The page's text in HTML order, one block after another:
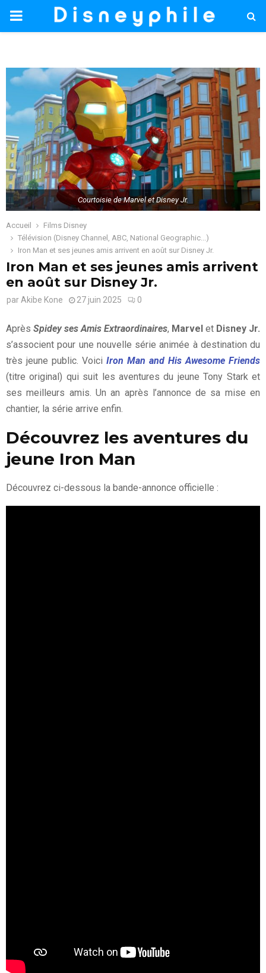
PRIMARY
Courtoisie de Marvel et Disney Jr.
Accueil
Films Disney
Télévision (Disney Channel, ABC, National Geographic...)
Iron Man et ses jeunes amis arrivent en août sur Disney Jr.
Iron Man et ses jeunes amis arrivent
en août sur Disney Jr.
parAkibe Kone 27 juin 2025 0
Après Spidey ses Amis Extraordinaires, Marvel et Disney Jr.
s’associent pour une nouvelle série animée à destination du
très jeune public. Voici Iron Man and His Awesome Friends
(titre original) qui suit les aventures du jeune Tony Stark et
ses meilleurs amis. Un an après l’annonce de sa mise en
chantier, la série arrive enfin.
Découvrez les aventures du
jeune Iron Man
Découvrez ci-dessous la bande-annonce officielle :